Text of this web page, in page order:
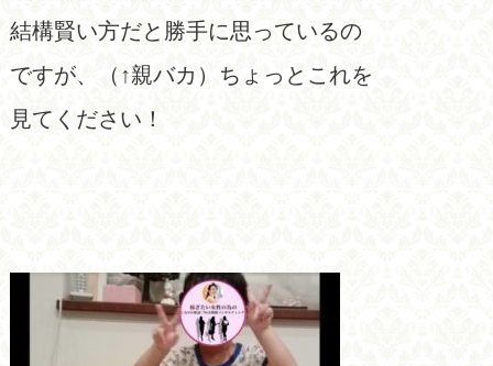
結構賢い方だと勝手に思っているの
ですが、（↑親バカ）ちょっとこれを
見てください！